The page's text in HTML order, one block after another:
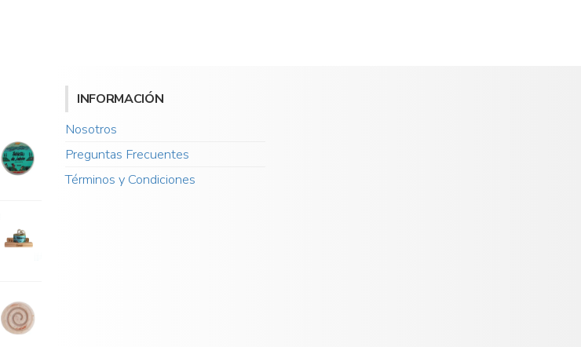
INFORMACIÓN
Nosotros
Preguntas Frecuentes
Términos y Condiciones